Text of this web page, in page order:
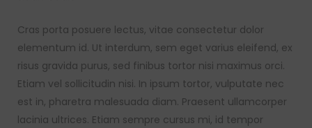
Cras porta posuere lectus, vitae consectetur dolor
elementum id. Ut interdum, sem eget varius eleifend, ex
risus gravida purus, sed finibus tortor nisi maximus orci.
Etiam vel sollicitudin nisi. In ipsum tortor, vulputate nec
est in, pharetra malesuada diam. Praesent ullamcorper
lacinia ultrices. Etiam sempre cursus mi, id tempor